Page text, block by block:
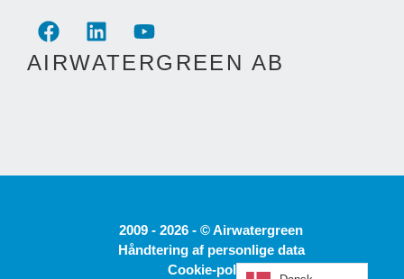
AIRWATERGREEN AB
2009 - 2026 - © Airwatergreen
Håndtering af personlige data
Cookie-politik